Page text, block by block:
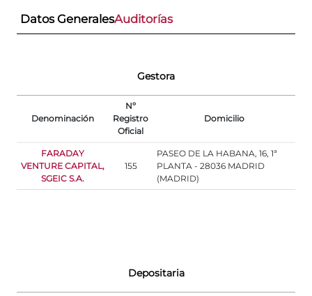
Datos GeneralesAuditorías
Gestora
Denominación
Nº
Registro
Oficial
Domicilio
FARADAY
VENTURE CAPITAL,
SGEIC S.A.
155
PASEO DE LA HABANA, 16, 1ª
PLANTA - 28036 MADRID
(MADRID)
Depositaria